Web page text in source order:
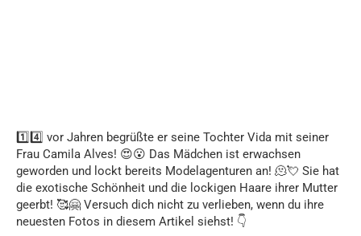
1️⃣4️⃣ vor Jahren begrüßte er seine Tochter Vida mit seiner
Frau Camila Alves! 😍😮 Das Mädchen ist erwachsen
geworden und lockt bereits Modelagenturen an! 🫠💘 Sie hat
die exotische Schönheit und die lockigen Haare ihrer Mutter
geerbt! 🥰🤗 Versuch dich nicht zu verlieben, wenn du ihre
neuesten Fotos in diesem Artikel siehst! 👇